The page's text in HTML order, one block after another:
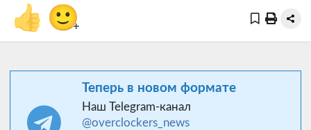
👍 🙂+
Теперь в новом формате
Наш Telegram-канал
@overclockers_news